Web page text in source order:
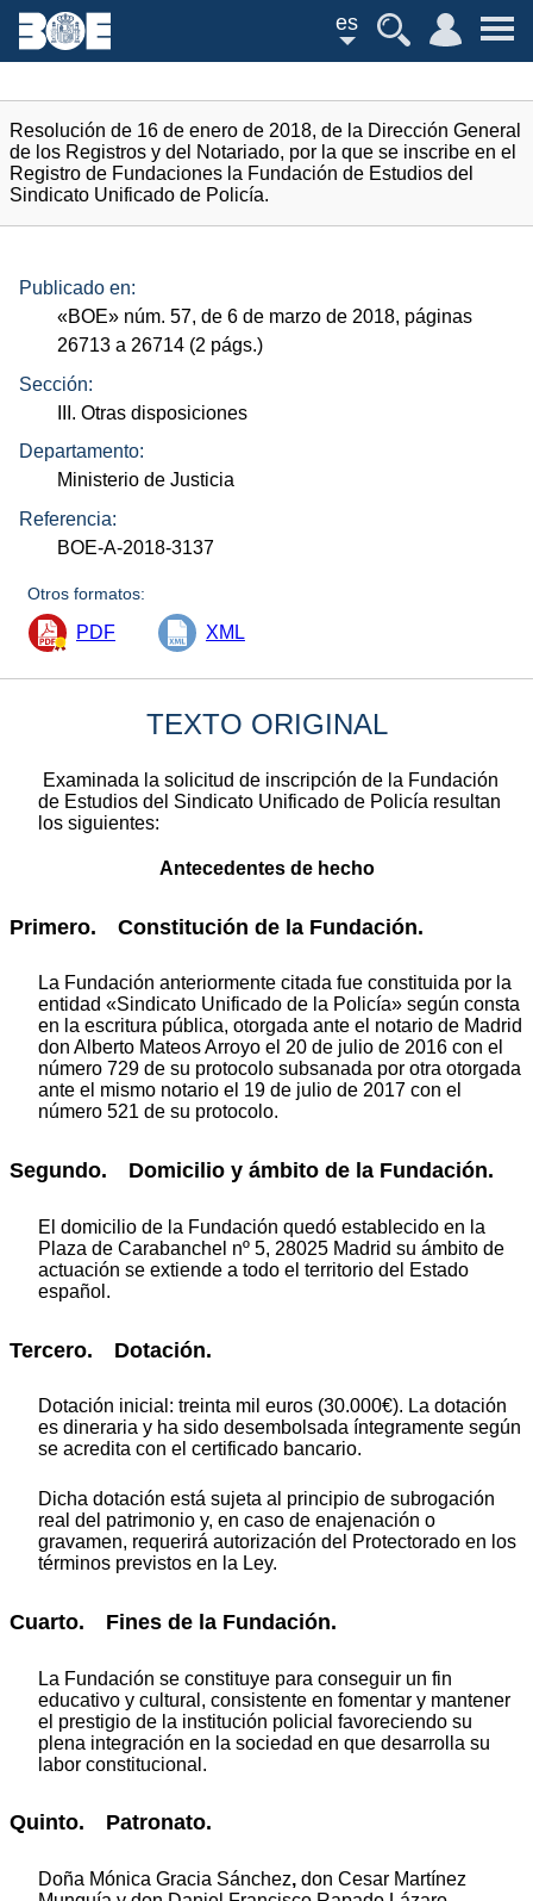
es
Resolución de 16 de enero de 2018, de la Dirección General
de los Registros y del Notariado, por la que se inscribe en el
Registro de Fundaciones la Fundación de Estudios del
Sindicato Unificado de Policía.
Publicado en:
«BOE» núm. 57, de 6 de marzo de 2018, páginas
26713 a 26714 (2 págs.)
Sección:
III. Otras disposiciones
Departamento:
Ministerio de Justicia
Referencia:
BOE-A-2018-3137
Otros formatos:
PDF XML
TEXTO ORIGINAL
Examinada la solicitud de inscripción de la Fundación
de Estudios del Sindicato Unificado de Policía resultan
los siguientes:
Antecedentes de hecho
Primero. Constitución de la Fundación.
La Fundación anteriormente citada fue constituida por la
entidad «Sindicato Unificado de la Policía» según consta
en la escritura pública, otorgada ante el notario de Madrid
don Alberto Mateos Arroyo el 20 de julio de 2016 con el
número 729 de su protocolo subsanada por otra otorgada
ante el mismo notario el 19 de julio de 2017 con el
número 521 de su protocolo.
Segundo. Domicilio y ámbito de la Fundación.
El domicilio de la Fundación quedó establecido en la
Plaza de Carabanchel nº 5, 28025 Madrid su ámbito de
actuación se extiende a todo el territorio del Estado
español.
Tercero. Dotación.
Dotación inicial: treinta mil euros (30.000€). La dotación
es dineraria y ha sido desembolsada íntegramente según
se acredita con el certificado bancario.
Dicha dotación está sujeta al principio de subrogación
real del patrimonio y, en caso de enajenación o
gravamen, requerirá autorización del Protectorado en los
términos previstos en la Ley.
Cuarto. Fines de la Fundación.
La Fundación se constituye para conseguir un fin
educativo y cultural, consistente en fomentar y mantener
el prestigio de la institución policial favoreciendo su
plena integración en la sociedad en que desarrolla su
labor constitucional.
Quinto. Patronato.
Doña Mónica Gracia Sánchez, don Cesar Martínez